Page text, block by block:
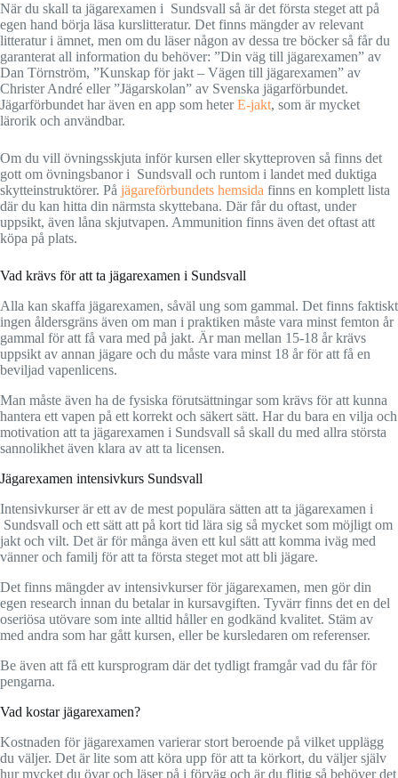
När du skall ta jägarexamen i Sundsvall så är det första steget att på
egen hand börja läsa kurslitteratur. Det finns mängder av relevant
litteratur i ämnet, men om du läser någon av dessa tre böcker så får du
garanterat all information du behöver: ”Din väg till jägarexamen” av
Dan Törnström, ”Kunskap för jakt – Vägen till jägarexamen” av
Christer André eller ”Jägarskolan” av Svenska jägarförbundet.
Jägarförbundet har även en app som heterE-jakt, som är mycket
lärorik och användbar.
Om du vill övningsskjuta inför kursen eller skytteproven så finns det
gott om övningsbanor i Sundsvall och runtom i landet med duktiga
skytteinstruktörer. På jägareförbundets hemsida finns en komplett lista
där du kan hitta din närmsta skyttebana. Där får du oftast, under
uppsikt, även låna skjutvapen. Ammunition finns även det oftast att
köpa på plats.
Vad krävs för att ta jägarexamen i Sundsvall
Alla kan skaffa jägarexamen, såväl ung som gammal. Det finns faktiskt
ingen åldersgräns även om man i praktiken måste vara minst femton år
gammal för att få vara med på jakt. Är man mellan 15-18 år krävs
uppsikt av annan jägare och du måste vara minst 18 år för att få en
beviljad vapenlicens.
Man måste även ha de fysiska förutsättningar som krävs för att kunna
hantera ett vapen på ett korrekt och säkert sätt. Har du bara en vilja och
motivation att ta jägarexamen i Sundsvall så skall du med allra största
sannolikhet även klara av att ta licensen.
Jägarexamen intensivkurs Sundsvall
Intensivkurser är ett av de mest populära sätten att ta jägarexamen i
Sundsvall och ett sätt att på kort tid lära sig så mycket som möjligt om
jakt och vilt. Det är för många även ett kul sätt att komma iväg med
vänner och familj för att ta första steget mot att bli jägare.
Det finns mängder av intensivkurser för jägarexamen, men gör din
egen research innan du betalar in kursavgiften. Tyvärr finns det en del
oseriösa utövare som inte alltid håller en godkänd kvalitet. Stäm av
med andra som har gått kursen, eller be kursledaren om referenser.
Be även att få ett kursprogram där det tydligt framgår vad du får för
pengarna.
Vad kostar jägarexamen?
Kostnaden för jägarexamen varierar stort beroende på vilket upplägg
du väljer. Det är lite som att köra upp för att ta körkort, du väljer själv
hur mycket du övar och läser på i förväg och är du flitig så behöver det